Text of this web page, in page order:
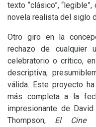
texto “clásico”,
novela realista del siglo
Otro giro en la
rechazo de cualquier
celebratorio o crítico,
descriptiva,
válida. Este proyecto
más completa a la
impresionante de
Thompson, El Cine